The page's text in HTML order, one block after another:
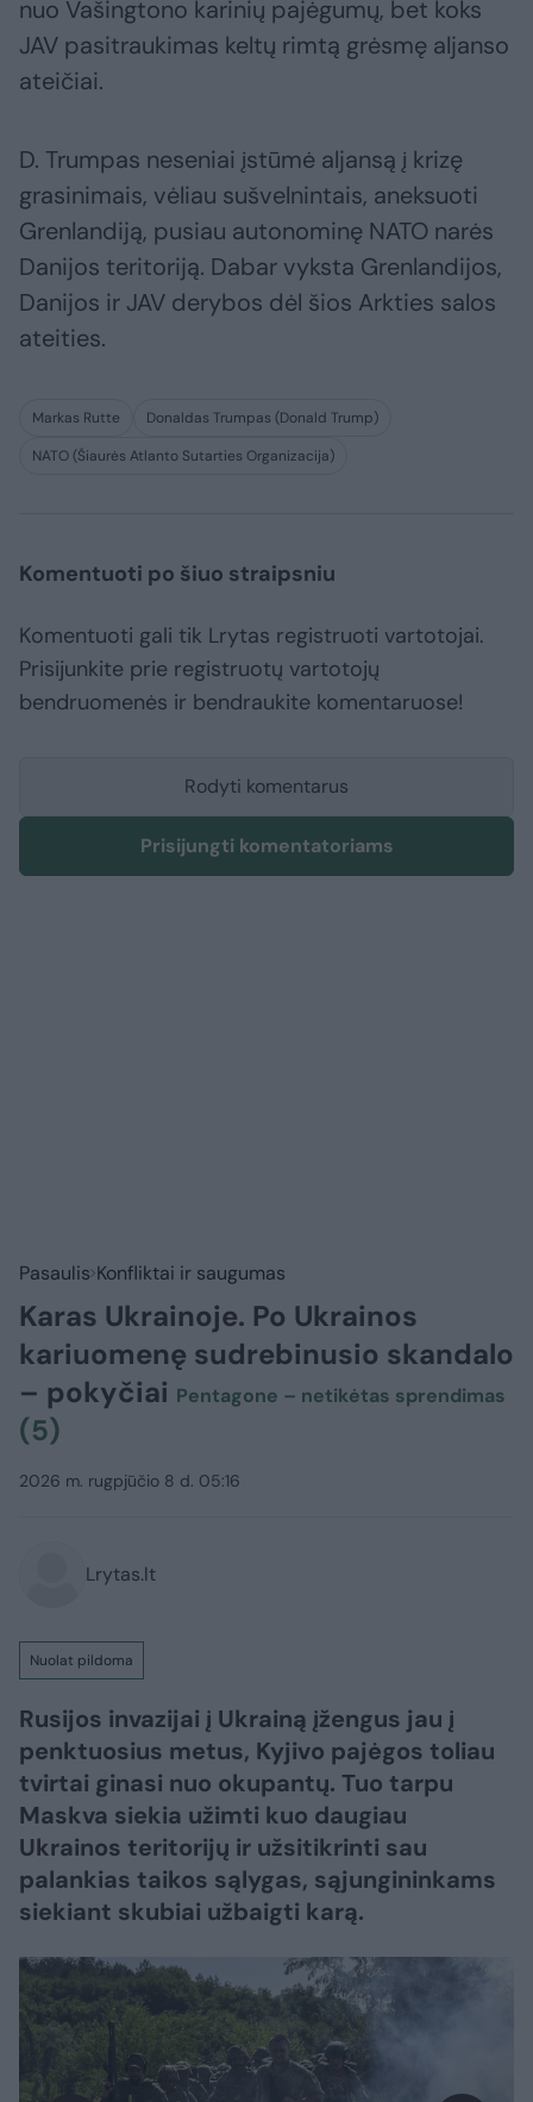
nuo Vašingtono karinių pajėgumų, bet koks
JAV pasitraukimas keltų rimtą grėsmę aljanso
ateičiai.
D. Trumpas neseniai įstūmė aljansą į krizę
grasinimais, vėliau sušvelnintais, aneksuoti
Grenlandiją, pusiau autonominę NATO narės
Danijos teritoriją. Dabar vyksta Grenlandijos,
Danijos ir JAV derybos dėl šios Arkties salos
ateities.
Markas Rutte
Donaldas Trumpas (Donald Trump)
NATO (Šiaurės Atlanto Sutarties Organizacija)
Komentuoti po šiuo straipsniu
Komentuoti gali tik Lrytas registruoti vartotojai.
Prisijunkite prie registruotų vartotojų
bendruomenės ir bendraukite komentaruose!
Rodyti komentarus
Prisijungti komentatoriams
Pasaulis Konfliktai ir saugumas
Karas Ukrainoje. Po Ukrainos
kariuomenę sudrebinusio skandalo
– pokyčiai Pentagone – netikėtas sprendimas
(5)
2026 m. rugpjūčio 8 d. 05:16
Lrytas.lt
Nuolat pildoma
Rusijos invazijai į Ukrainą įžengus jau į
penktuosius metus, Kyjivo pajėgos toliau
tvirtai ginasi nuo okupantų. Tuo tarpu
Maskva siekia užimti kuo daugiau
Ukrainos teritorijų ir užsitikrinti sau
palankias taikos sąlygas, sąjungininkams
siekiant skubiai užbaigti karą.​​​​​​​​​​​​​​​​​​​​​​​​​​​